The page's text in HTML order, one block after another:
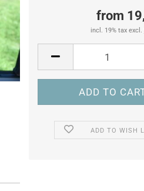
from
incl. 19% tax excl.
ADD TO WISH